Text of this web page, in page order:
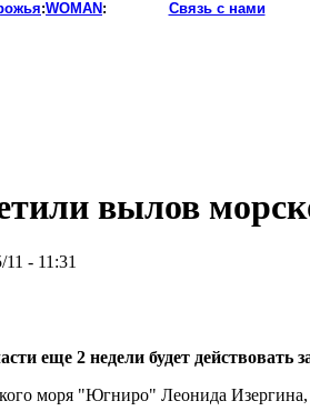
:WOMAN : Связь с нами
вылов
- 11:31
еще 2 недели будет
моря "Югниро" Леонида